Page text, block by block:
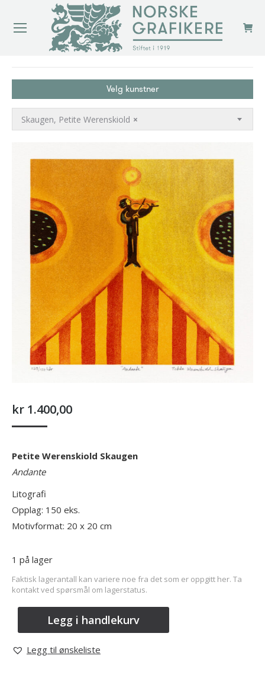
Velg kunstner
×
Skaugen, Petite Werenskiold
kr 1.400,00
Petite Werenskiold Skaugen
Andante
Litografi
Opplag: 150 eks.
Motivformat: 20 x 20 cm
1 på lager
Faktisk lagerantall kan variere noe fra det som er oppgitt her. Ta
kontakt ved spørsmål om lagerstatus.
Legg i handlekurv
Legg til ønskeliste